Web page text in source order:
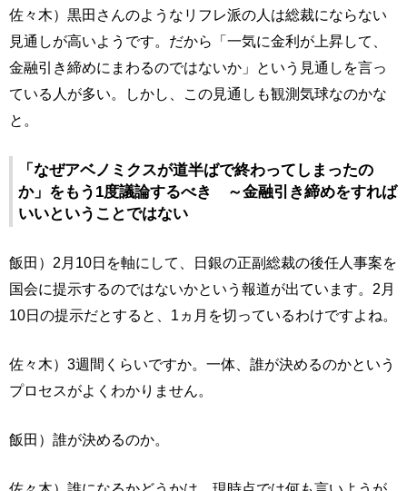
佐々木）黒田さんのようなリフレ派の人は総裁にならない
見通しが高いようです。だから「一気に金利が上昇して、
金融引き締めにまわるのではないか」という見通しを言っ
ている人が多い。しかし、この見通しも観測気球なのかな
と。
「なぜアベノミクスが道半ばで終わってしまったの
か」をもう1度議論するべき ～金融引き締めをすれば
いいということではない
飯田）2月10日を軸にして、日銀の正副総裁の後任人事案を
国会に提示するのではないかという報道が出ています。2月
10日の提示だとすると、1ヵ月を切っているわけですよね。
佐々木）3週間くらいですか。一体、誰が決めるのかという
プロセスがよくわかりません。
飯田）誰が決めるのか。